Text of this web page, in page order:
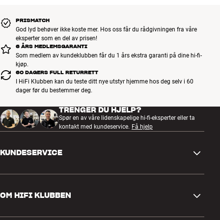
Mer fra AudioQuest
PRISMATCH
God lyd behøver ikke koste mer. Hos oss får du rådgivningen fra våre
eksperter som en del av prisen!
6 ÅRS MEDLEMSGARANTI
Som medlem av kundeklubben får du 1 års ekstra garanti på dine hi-fi-
kjøp.
60 DAGERS FULL RETURRETT
I HiFi Klubben kan du teste ditt nye utstyr hjemme hos deg selv i 60
dager før du bestemmer deg.
TRENGER DU HJELP?
Spør en av våre lidenskapelige hi-fi-eksperter eller ta
kontakt med kundeservice. Få hjelp
KUNDESERVICE
OM HIFI KLUBBEN